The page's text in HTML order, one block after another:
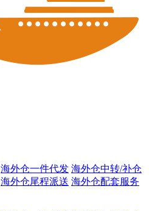
海外仓一件代发 海外仓中转/补仓
海外仓尾程派送 海外仓配套服务